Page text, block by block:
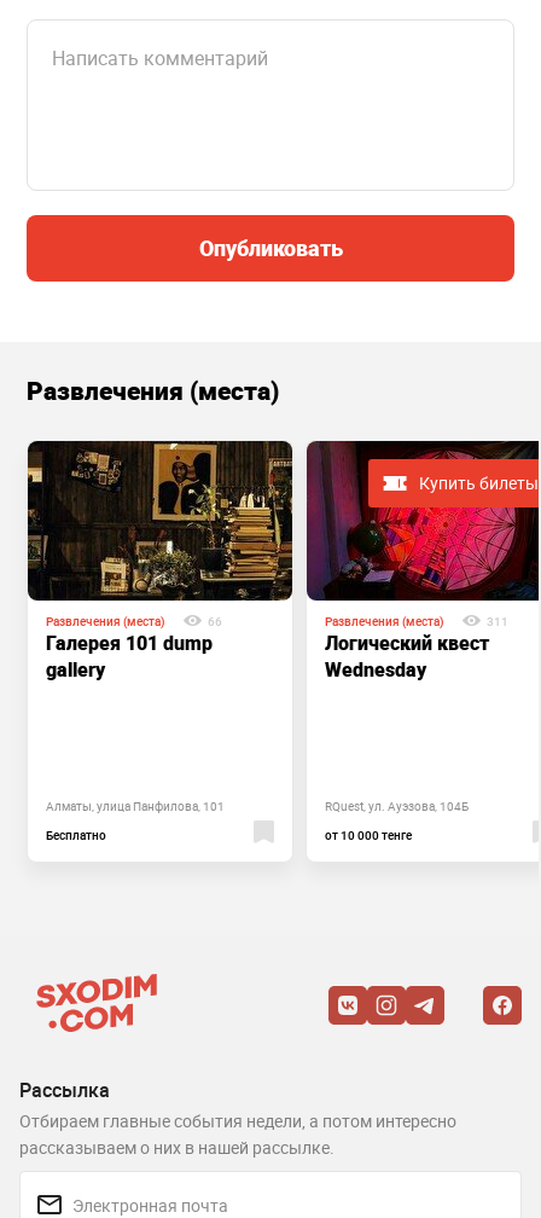
Опубликовать
Развлечения (места)
Развлечения (места) 66
Галерея 101 dump
gallery
Алматы, улица Панфилова, 101
Бесплатно
Купить билеты
Развлечения (места) 311
Логический квест
Wednesday
RQuest, ул. Ауэзова, 104Б
от 10 000 тенге
Рассылка
Отбираем главные события недели, а потом интересно
рассказываем о них в нашей рассылке.